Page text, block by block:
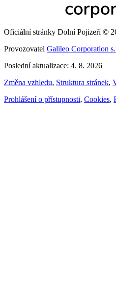
Oficiální stránky Dolní Pojizeří ©
Provozovatel Galileo Corporation
Poslední aktualizace: 4. 8. 2026
Změna vzhledu, Struktura stránek,
Prohlášení o přístupnosti, Cookies,